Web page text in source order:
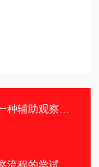
助观察方案
流程的尝试